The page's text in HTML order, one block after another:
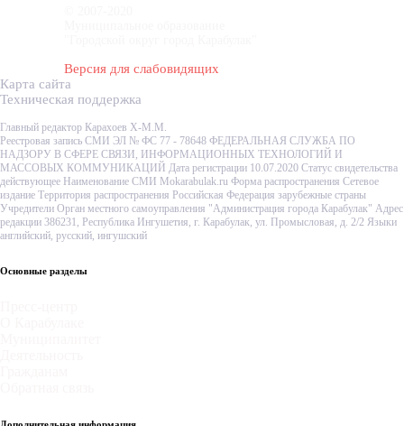
Версия для слабовидящих
Карта сайта
Техническая поддержка
Главный редактор Карахоев Х-М.М.
Реестровая запись СМИ ЭЛ № ФС 77 - 78648 ФЕДЕРАЛЬНАЯ СЛУЖБА ПО
НАДЗОРУ В СФЕРЕ СВЯЗИ, ИНФОРМАЦИОННЫХ ТЕХНОЛОГИЙ И
МАССОВЫХ КОММУНИКАЦИЙ Дата регистрации 10.07.2020 Статус свидетельства
действующее Наименование СМИ Mokarabulak.ru Форма распространения Сетевое
издание Территория распространения Российская Федерация зарубежные страны
Учредители Орган местного самоуправления "Администрация города Карабулак" Адрес
редакции 386231, Республика Ингушетия, г. Карабулак, ул. Промысловая, д. 2/2 Языки
английский, русский, ингушский
Основные разделы